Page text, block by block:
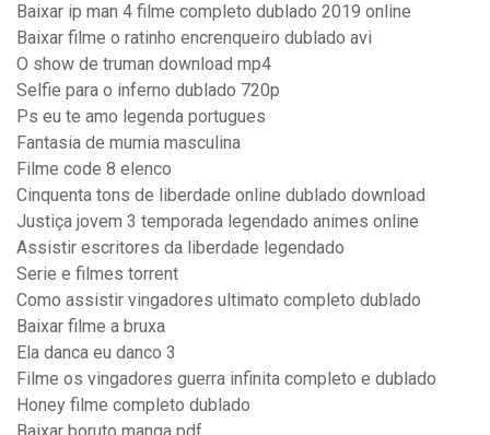
Baixar ip man 4 filme completo dublado 2019 online
Baixar filme o ratinho encrenqueiro dublado avi
O show de truman download mp4
Selfie para o inferno dublado 720p
Ps eu te amo legenda portugues
Fantasia de mumia masculina
Filme code 8 elenco
Cinquenta tons de liberdade online dublado download
Justiça jovem 3 temporada legendado animes online
Assistir escritores da liberdade legendado
Serie e filmes torrent
Como assistir vingadores ultimato completo dublado
Baixar filme a bruxa
Ela danca eu danco 3
Filme os vingadores guerra infinita completo e dublado
Honey filme completo dublado